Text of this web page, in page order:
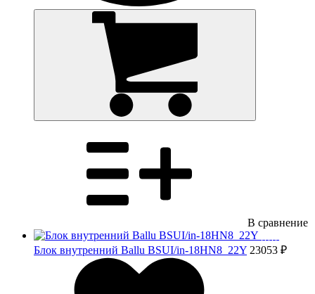
В сравнение
Блок внутренний Ballu BSUI/in-18HN8_22Y 23053 ₽